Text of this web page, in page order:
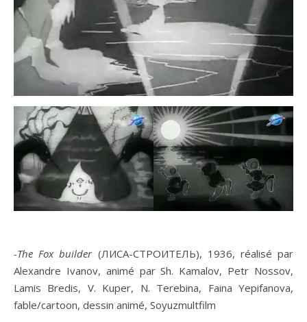
-The Fox builder(ЛИСА-СТРОИТЕЛЬ), 1936, réalisé par
Alexandre Ivanov, animé par Sh. Kamalov, Petr Nossov,
Lamis Bredis, V. Kuper, N. Terebina, Faina Yepifanova,
fable/cartoon, dessin animé, Soyuzmultfilm